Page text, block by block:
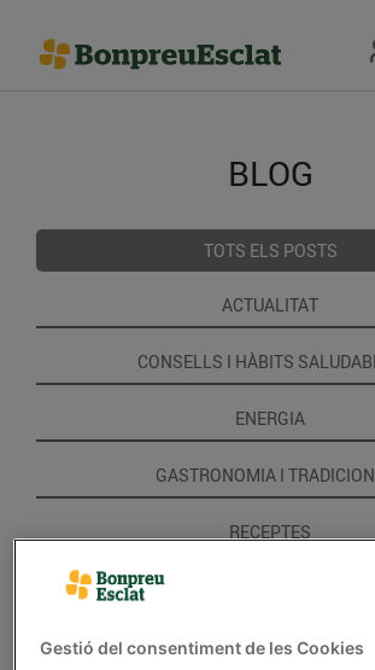
BLOG
TOTS ELS POSTS
ACTUALITAT
CONSELLS I HÀBITS
ENERGIA
GASTRONOMIA I
RECEPTES
Gestió del consentiment de les Cookies